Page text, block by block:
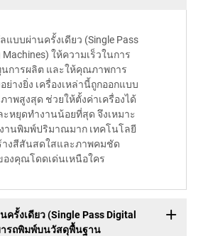
แบบผ่านครั้งเดียว (Single Pass
Machines) ให้ความเร็วในการ
การผลิต และให้คุณภาพการ
ย่างยิ่ง เครื่องเหล่านี้ถูกออกแบบ
าพสูงสุด ช่วยให้ตั้งค่าเครื่องได้
ะหยุดทำงานน้อยที่สุด จึงเหมาะ
านพิมพ์ปริมาณมาก เทคโนโลยี
างสีสันสดใสและภาพคมชัด
งคุณโดดเด่นเหนือใคร
รั้งเดียว (Single Pass Digital
ารถพิมพ์บนวัสดุพื้นฐาน